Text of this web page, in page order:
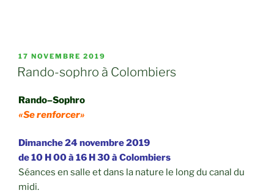
PUBLIÉ
LE
17 NOVEMBRE 2019
Rando-sophro à Colombiers
Rando–Sophro
«Se renforcer»
Dimanche 24 novembre 2019
de 10 H 00 à 16 H 30à Colombiers
Séances en salle et dans la nature le long du canal du
midi.